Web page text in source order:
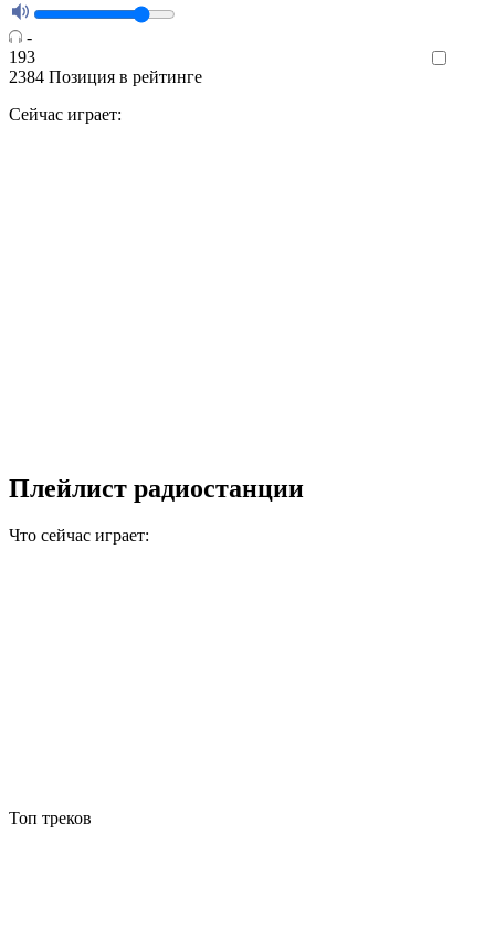
-
193
2384 Позиция в рейтинге
Сейчас играет:
Плейлист радиостанции
Что сейчас играет:
Топ треков